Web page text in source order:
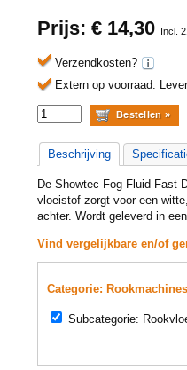
Prijs: € 14,30 Incl.
Verzendkosten?
Extern op voorraad.
Beschrijving
De Showtec Fog Fluid Fast
vloeistof zorgt voor een
achter. Wordt geleverd in
Vind vergelijkbare en/of
Categorie:
Subcategorie: